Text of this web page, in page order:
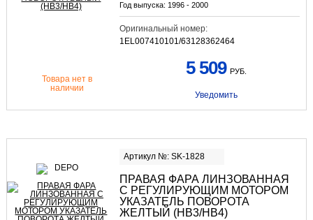
Год выпуска: 1996 - 2000
Оригинальный номер:
1EL007410101/63128362464
Товара нет в
наличии
5 509 РУБ.
Уведомить
Артикул №: SK-1828
ПРАВАЯ ФАРА ЛИНЗОВАННАЯ
С РЕГУЛИРУЮЩИМ МОТОРОМ
УКАЗАТЕЛЬ ПОВОРОТА
ЖЕЛТЫЙ (HB3/HB4)